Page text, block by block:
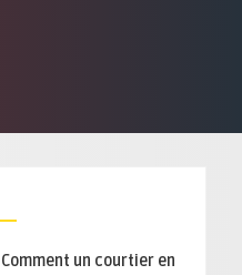
Comment un courtier en